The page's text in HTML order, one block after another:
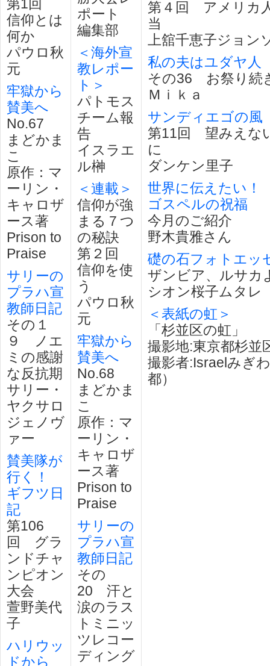
第1回
信仰とは
何か
パウロ秋
元
牢獄から
賛美へ
No.67
まどかま
こ
原作：マ
ーリン・
キャロザ
ース著
Prison to
Praise
サリーの
プラハ宣
教師日記
その１
９ ノエ
ミの感謝
な反抗期
サリー・
ヤクサロ
ジェノヴ
ァー
賛美隊が
行く！
ギフツ日
記
第106
回 グラ
ンドチャ
ンピオン
大会
萱野美代
子
ハリウッ
ドから
ポート
編集部
＜海外宣
教レポー
ト＞
パトモス
チーム報
告
イスラエ
ル榊
＜連載＞
信仰が強
まる７つ
の秘訣
第２回
信仰を使
う
パウロ秋
元
牢獄から
賛美へ
No.68
まどかま
こ
原作：マ
ーリン・
キャロザ
ース著
Prison to
Praise
サリーの
プラハ宣
教師日記
その
20 汗と
涙のラス
トミニッ
ツレコー
ディング
第４回 アメリカ
当
上舘千恵子ジョン
私の夫はユダヤ人
その36 お祭り続
Ｍｉｋａ
サンディエゴの風
第11回 望みえな
に
ダンケン里子
世界に伝えたい！
ゴスペルの祝福
今月のご紹介
野木貴雅さん
礎の石フォトエッ
ザンビア、ルサカ
シオン桜子ムタレ
＜表紙の虹＞
「杉並区の虹」
撮影地:東京都杉並
撮影者:Israelみぎ
都）